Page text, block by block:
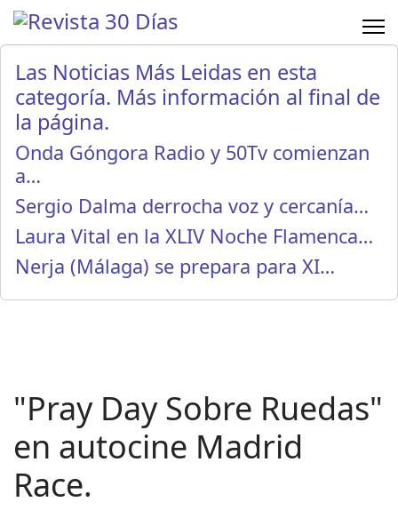
Las Noticias Más Leidas en esta
categoría. Más información al final de
la página.
Onda Góngora Radio y 50Tv comienzan
a…
Sergio Dalma derrocha voz y cercanía…
Laura Vital en la XLIV Noche Flamenca…
Nerja (Málaga) se prepara para XI…
"Pray Day Sobre Ruedas"
en autocine Madrid
Race.